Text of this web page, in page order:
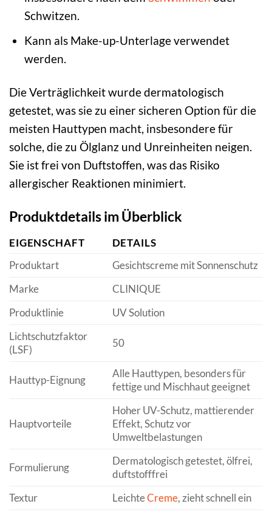
Schwitzen.
Kann als Make-up-Unterlage verwendet
werden.
Die Verträglichkeit wurde dermatologisch
getestet, was sie zu einer sicheren Option für die
meisten Hauttypen macht, insbesondere für
solche, die zu Ölglanz und Unreinheiten neigen.
Sie ist frei von Duftstoffen, was das Risiko
allergischer Reaktionen minimiert.
Produktdetails im Überblick
EIGENSCHAFT
DETAILS
Produktart
Gesichtscreme mit Sonnenschutz
Marke
CLINIQUE
Produktlinie
UV Solution
Lichtschutzfaktor
(LSF)
50
Hauttyp-Eignung
Alle Hauttypen, besonders für
fettige und Mischhaut geeignet
Hauptvorteile
Hoher UV-Schutz, mattierender
Effekt, Schutz vor
Umweltbelastungen
Formulierung
Dermatologisch getestet, ölfrei,
duftstofffrei
Textur
LeichteCreme, zieht schnell ein